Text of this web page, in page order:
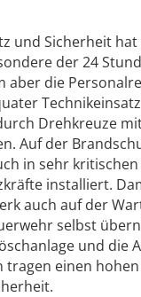
und Sicherheit
der 24
aber die
Drehkreuze
Auf der
in sehr
installiert.
auch auf der
selbst
und die
einen